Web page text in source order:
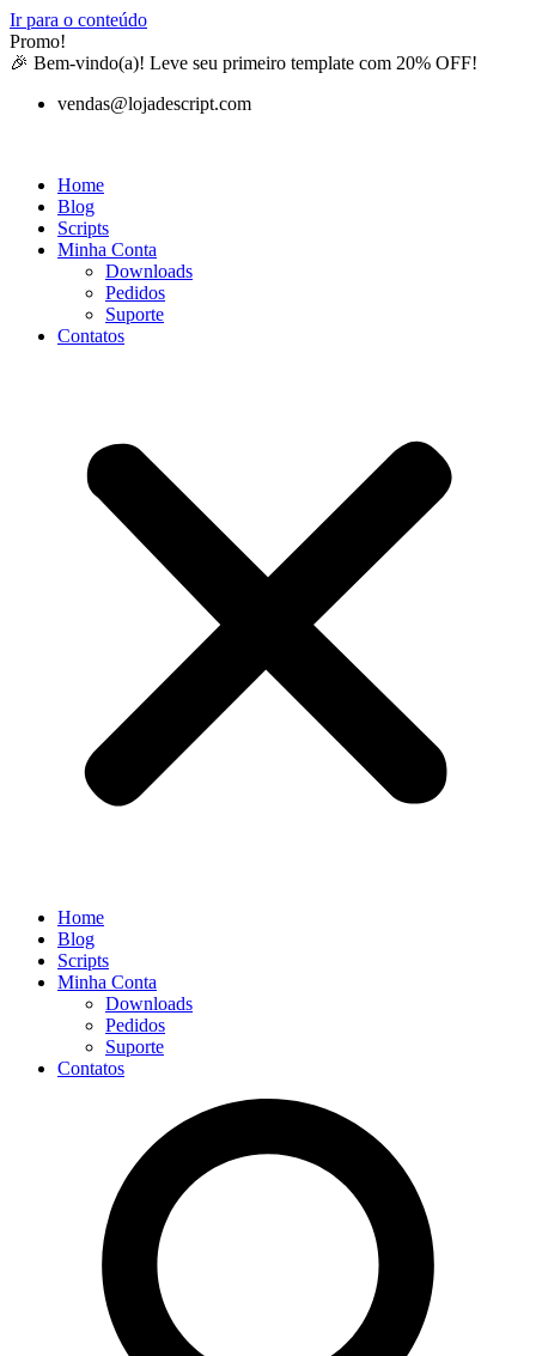
Ir para o conteúdo
Promo!
🎉 Bem-vindo(a)! Leve seu primeiro template com 20% OFF!
vendas@lojadescript.com
Home
Blog
Scripts
Minha Conta
Downloads
Pedidos
Suporte
Contatos
Home
Blog
Scripts
Minha Conta
Downloads
Pedidos
Suporte
Contatos